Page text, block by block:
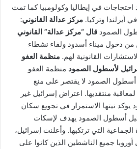
في إيطاليا وكولومبيا كما تمت
وتركيا. مركز عدالة القانوني:
الصمود قال “مركز عدالة” القانوني
من دخول ميناء أسدود ولقاء نشطاء
القانونية لهم. منظمة العفو
لأسطول الصمود منظمة العفو
أسطول الصمود لا يقتصر على منع
منتقديها. اعتراض إسرائيل غير
نيتها الاستمرار في تجويع سكان
أسطول الصمود يهدف لإسكات
الجماعية التي ترتكبها. وأعلنت إسرائيل،
جميع الناشطين الذين كانوا على